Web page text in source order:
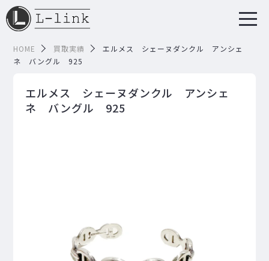
HOME 買取実績
エルメス シェーヌダンクル アンシェ
ネ バングル 925
エルメス シェーヌダンクル アンシェ
ネ バングル 925